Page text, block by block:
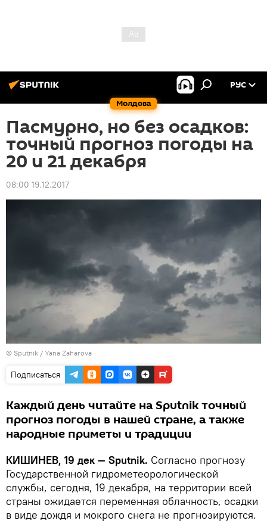
Молдова
РУС
Пасмурно, но без осадков:
точный прогноз погоды на
20 и 21 декабря
08:00 19.12.2017
© Sputnik / Yana Zaharova
Подписаться
Каждый день читайте на Sputnik точный
прогноз погоды в нашей стране, а также
народные приметы и традиции
КИШИНЕВ, 19 дек — Sputnik. Согласно прогнозу
Государственной гидрометеорологической
службы, сегодня, 19 декабря, на территории всей
страны ожидается переменная облачность, осадки
в виде дождя и мокрого снега не прогнозируются.